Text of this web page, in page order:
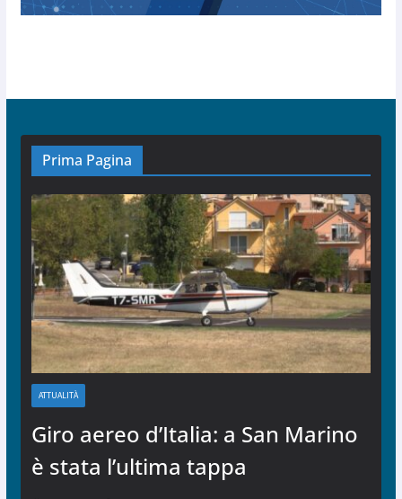
Prima Pagina
ATTUALITÀ
Giro aereo d’Italia: a San Marino
è stata l’ultima tappa